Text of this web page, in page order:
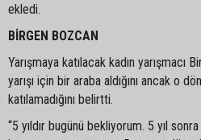
ekledi.
BİRGEN BOZCAN
Yarışmaya katılacak kadın yarışmacı
yarışı için bir araba aldığını ancak o
katılamadığını belirtti.
“5 yıldır bugünü bekliyorum. 5 yıl